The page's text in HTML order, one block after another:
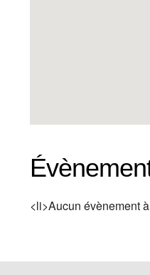
<li>Aucun évènement